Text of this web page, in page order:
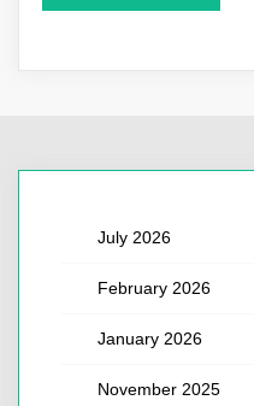
July 2026
February 2026
January 2026
November 2025